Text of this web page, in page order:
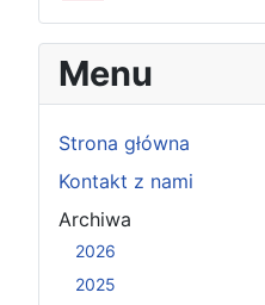
Menu
Strona główna
Kontakt z nami
Archiwa
2026
2025